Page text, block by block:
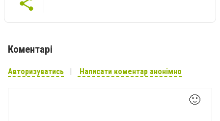
Коментарі
Авторизуватись Написати коментар анонімно
🙂